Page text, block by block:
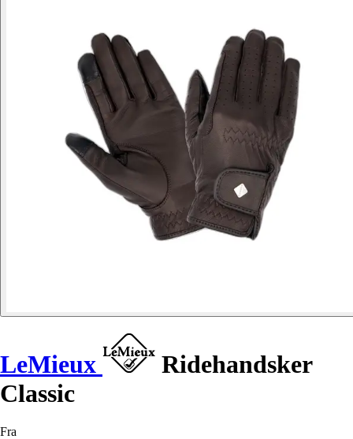
LeMieux
Ridehandsker
Classic
Fra